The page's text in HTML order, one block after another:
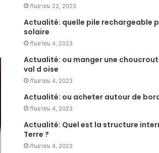
กันยายน 22, 2023
Actualité: quelle pile rechargeable
solaire
กันยายน 4, 2023
Actualité: ou manger une
val d oise
กันยายน 4, 2023
Actualité: ou acheter autour de
กันยายน 4, 2023
Actualité: Quel est la structure
Terre ?
กันยายน 4, 2023